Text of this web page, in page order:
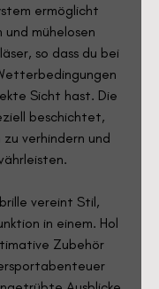
ermöglicht
und mühelosen
so dass du bei
Sicht hast. Die
beschichtet,
zu verhindern und
vereint Stil,
in einem. Hol
Zubehör